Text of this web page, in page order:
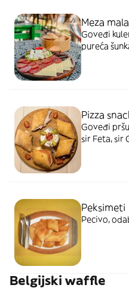
Meza mala
Goveđi
pureća
Pizza
Goveđi
sir Feta, sir
Peksimeti
Pecivo,
Belgijski waffle